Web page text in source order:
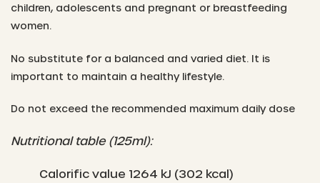
children, adolescents and pregnant or breastfeeding
women.
No substitute for a balanced and varied diet. It is
important to maintain a healthy lifestyle.
Do not exceed the recommended maximum daily dose
Nutritional table (125ml):
Calorific value 1264 kJ (302 kcal)